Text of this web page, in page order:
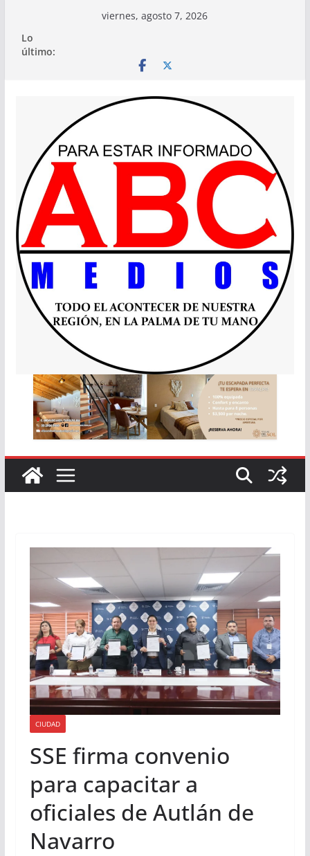
contenido
viernes, agosto 7, 2026
Lo
último:
CIUDAD
SSE firma convenio
para capacitar a
oficiales de Autlán de
Navarro